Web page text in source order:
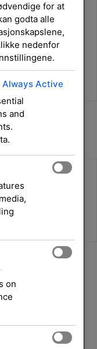
PageWide
handlekurv
for at
godta alle
nedenfor
Always Active
and
on